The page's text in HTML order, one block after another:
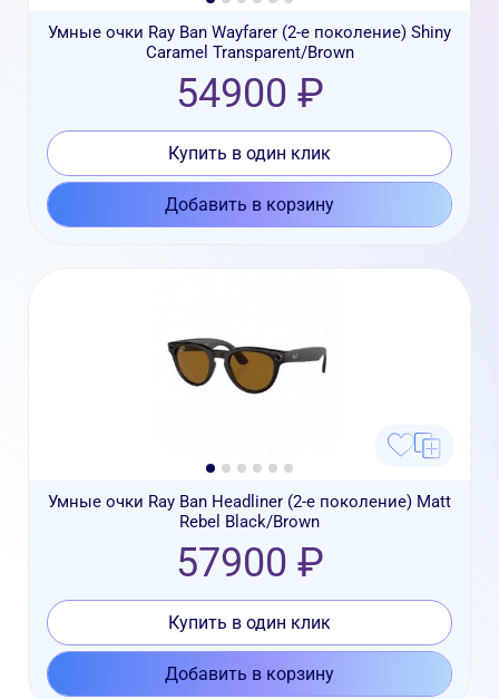
Умные очки Ray Ban Wayfarer (2-е поколение) Shiny
Caramel Transparent/Brown
54900 ₽
Купить в один клик
Добавить в корзину
Умные очки Ray Ban Headliner (2-е поколение) Matt
Rebel Black/Brown
57900 ₽
Купить в один клик
Добавить в корзину